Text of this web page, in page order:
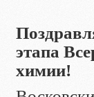
этапа
химии!